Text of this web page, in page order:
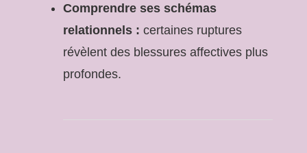
Comprendre ses schémas
relationnels : certaines ruptures
révèlent des blessures affectives plus
profondes.